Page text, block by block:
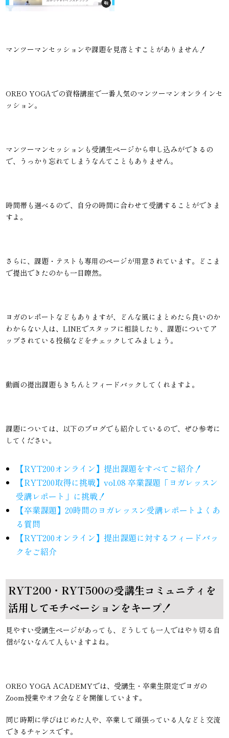
マンツーマンセッションや課題を見落とすことがありません！
OREO YOGAでの資格講座で一番人気のマンツーマンオンラインセ
ッション。
マンツーマンセッションも受講生ページから申し込みができるの
で、うっかり忘れてしまうなんてこともありません。
時間帯も選べるので、自分の時間に合わせて受講することができま
すよ。
さらに、課題・テストも専用のページが用意されています。どこま
で提出できたのかも一目瞭然。
ヨガのレポートなどもありますが、どんな風にまとめたら良いのか
わからない人は、LINEでスタッフに相談したり、課題についてア
ップされている投稿などをチェックしてみましょう。
動画の提出課題もきちんとフィードバックしてくれますよ。
課題については、以下のブログでも紹介しているので、ぜひ参考に
してください。
【RYT200オンライン】提出課題をすべてご紹介！
【RYT200取得に挑戦】vol.08 卒業課題「ヨガレッスン
受講レポート」に挑戦！
【卒業課題】20時間のヨガレッスン受講レポートよくあ
る質問
【RYT200オンライン】提出課題に対するフィードバッ
クをご紹介
RYT200・RYT500の受講生コミュニティを
活用してモチベーションをキープ！
見やすい受講生ページがあっても、どうしても一人ではやり切る自
信がないなんて人もいますよね。
OREO YOGA ACADEMYでは、受講生・卒業生限定でヨガの
Zoom授業やオフ会などを開催しています。
同じ時期に学びはじめた人や、卒業して頑張っている人などと交流
できるチャンスです。